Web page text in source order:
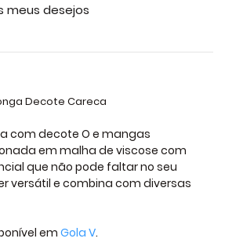
Decote Careca
com decote O e mangas
em malha de viscose com
que não pode faltar no seu
versátil e combina com diversas
emGola V.
meus desejos